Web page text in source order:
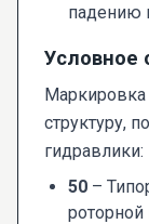
падению
Условное
Маркировка
структуру,
гидравлики:
50 –
роторной